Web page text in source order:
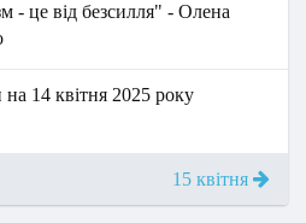
- це від безсилля" - Олена
на 14 квітня 2025 року
15 квітня